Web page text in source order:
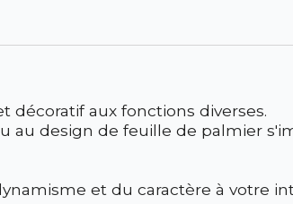
décoratif aux fonctions diverses.
au design de feuille de palmier
et du caractère à votre